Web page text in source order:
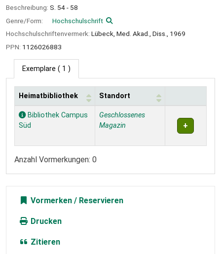
Beschreibung: S. 54 - 58
Genre/Form:
Hochschulschrift
Hochschulschriftenvermerk: Lübeck, Med. Akad., Diss., 1969
PPN: 1126026883
Exemplare ( 1 )
Exemplare
Heimatbibliothek Standort
Bibliothek Campus
Süd
Geschlossenes
Magazin
Anzahl Vormerkungen: 0
Vormerken
Drucken
Zitieren